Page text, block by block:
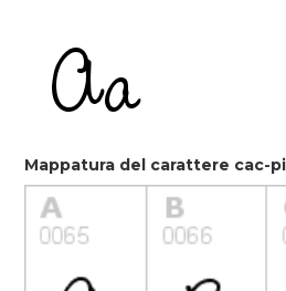
Mappatura del carattere cac-